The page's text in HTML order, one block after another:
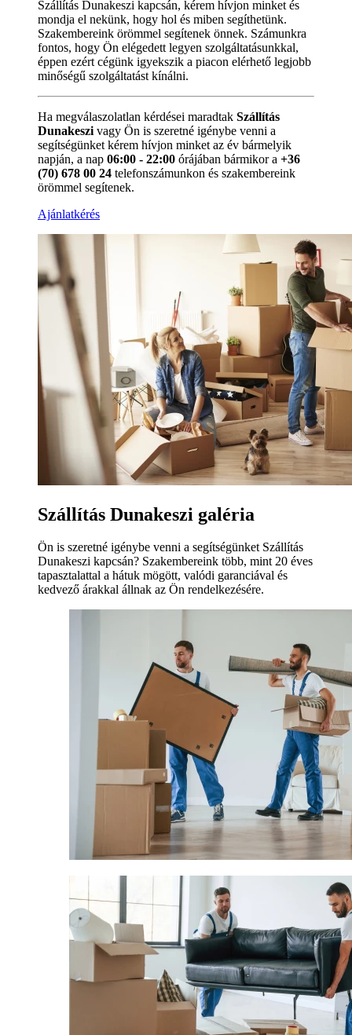
Szállítás Dunakeszi kapcsán, kérem hívjon minket és
mondja el nekünk, hogy hol és miben segíthetünk.
Szakembereink örömmel segítenek önnek. Számunkra
fontos, hogy Ön elégedett legyen szolgáltatásunkkal,
éppen ezért cégünk igyekszik a piacon elérhető legjobb
minőségű szolgáltatást kínálni.
Ha megválaszolatlan kérdései maradtak Szállítás
Dunakeszi vagy Ön is szeretné igénybe venni a
segítségünket kérem hívjon minket az év bármelyik
napján, a nap 06:00 - 22:00 órájában bármikor a +36
(70) 678 00 24 telefonszámunkon és szakembereink
örömmel segítenek.
Ajánlatkérés
Szállítás Dunakeszi galéria
Ön is szeretné igénybe venni a segítségünket Szállítás
Dunakeszi kapcsán? Szakembereink több, mint 20 éves
tapasztalattal a hátuk mögött, valódi garanciával és
kedvező árakkal állnak az Ön rendelkezésére.